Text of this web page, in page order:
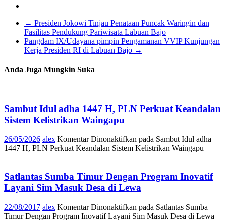
← Presiden Jokowi Tinjau Penataan Puncak Waringin dan
Fasilitas Pendukung Pariwisata Labuan Bajo
Pangdam IX/Udayana pimpin Pengamanan VVIP Kunjungan
Kerja Presiden RI di Labuan Bajo →
Anda Juga Mungkin Suka
Sambut Idul adha 1447 H, PLN Perkuat Keandalan
Sistem Kelistrikan Waingapu
26/05/2026 alex Komentar Dinonaktifkan pada Sambut Idul adha
1447 H, PLN Perkuat Keandalan Sistem Kelistrikan Waingapu
Satlantas Sumba Timur Dengan Program Inovatif
Layani Sim Masuk Desa di Lewa
22/08/2017 alex Komentar Dinonaktifkan pada Satlantas Sumba
Timur Dengan Program Inovatif Layani Sim Masuk Desa di Lewa